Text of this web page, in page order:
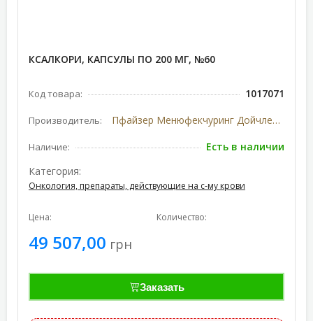
КСАЛКОРИ, КАПСУЛЫ ПО 200 МГ, №60
Код товара: 1017071
Производитель: Пфайзер Менюфекчуринг Дойчленд ГмбХ, Германия/США
Наличие:
Есть в наличии
Категория:
Онкология, препараты, действующие на с-му крови
Цена:
49 507,00 грн
Количество:
Заказать